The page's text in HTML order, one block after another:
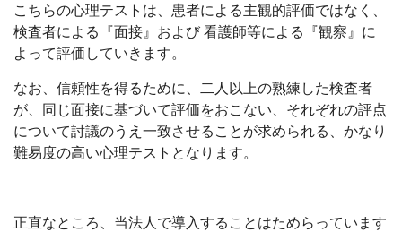
こちらの心理テストは、患者による主観的評価ではなく、
検査者による『面接』および 看護師等による『観察』に
よって評価していきます。
なお、信頼性を得るために、二人以上の熟練した検査者
が、同じ面接に基づいて評価をおこない、それぞれの評点
について討議のうえ一致させることが求められる、かなり
難易度の高い心理テストとなります。
正直なところ、当法人で導入することはためらっています